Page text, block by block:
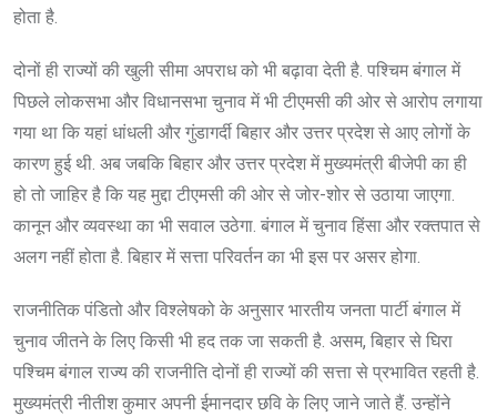
होता है.
दोनों ही राज्यों की खुली सीमा अपराध को भी बढ़ावा देती है. पश्चिम बंगाल में
पिछले लोकसभा और विधानसभा चुनाव में भी टीएमसी की ओर से आरोप लगाया
गया था कि यहां धांधली और गुंडागर्दी बिहार और उत्तर प्रदेश से आए लोगों के
कारण हुई थी. अब जबकि बिहार और उत्तर प्रदेश में मुख्यमंत्री बीजेपी का ही
हो तो जाहिर है कि यह मुद्दा टीएमसी की ओर से जोर-शोर से उठाया जाएगा.
कानून और व्यवस्था का भी सवाल उठेगा. बंगाल में चुनाव हिंसा और रक्तपात से
अलग नहीं होता है. बिहार में सत्ता परिवर्तन का भी इस पर असर होगा.
राजनीतिक पंडितो और विश्लेषको के अनुसार भारतीय जनता पार्टी बंगाल में
चुनाव जीतने के लिए किसी भी हद तक जा सकती है. असम, बिहार से घिरा
पश्चिम बंगाल राज्य की राजनीति दोनों ही राज्यों की सत्ता से प्रभावित रहती है.
मुख्यमंत्री नीतीश कुमार अपनी ईमानदार छवि के लिए जाने जाते हैं. उन्होंने